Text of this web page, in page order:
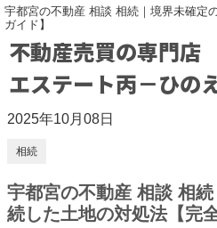
宇都宮の不動産 相談 相続｜境界未確定
ガイド】
不動産売買の専門店
エステート丙－ひの
2025年10月08日
相続
宇都宮の不動産 相談 相
続した土地の対処法【完